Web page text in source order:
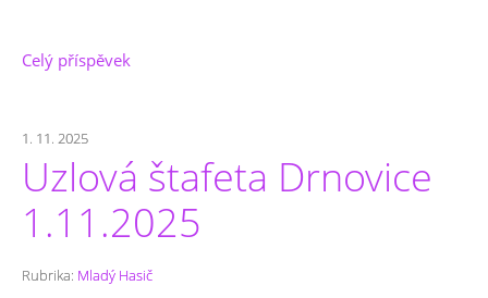
Celý příspěvek
1. 11. 2025
Uzlová štafeta Drnovice
1.11.2025
Rubrika: Mladý Hasič